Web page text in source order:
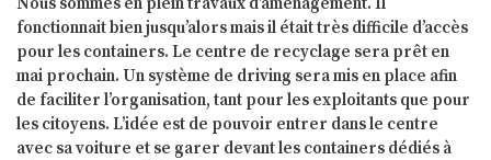
fonctionnait bien jusqu’alors mais il était très difficile d’accès
pour les containers. Le centre de recyclage sera prêt en
mai prochain. Un système de driving sera mis en place afin
de faciliter l’organisation, tant pour les exploitants que pour
les citoyens. L’idée est de pouvoir entrer dans le centre
avec sa voiture et se garer devant les containers dédiés à